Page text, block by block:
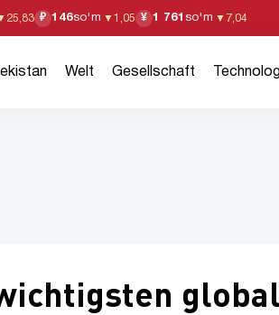
25,83 ₽ 146so'm ▼1,05 ¥ 1 761 so'm ▼ 7,04
Welt Gesellschaft